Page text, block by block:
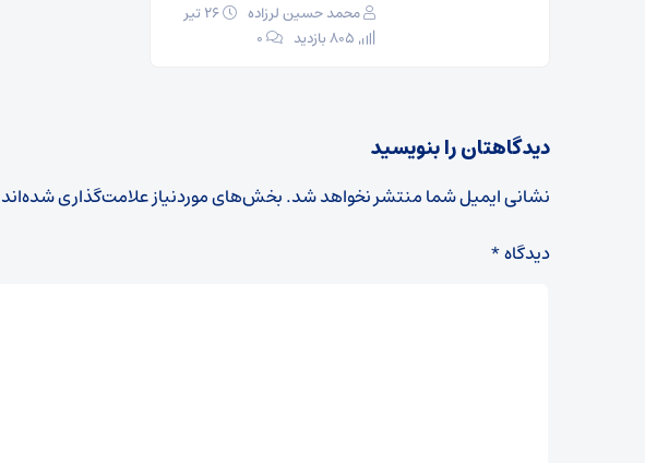
محمد حسین لرزاده
۰
دیدگاهتان را بنویسید
نشانی ایمیل شما منتشر نخواهد شد.بخش‌های موردنیاز علامت‌گذاری شده‌اند
دیدگاه*